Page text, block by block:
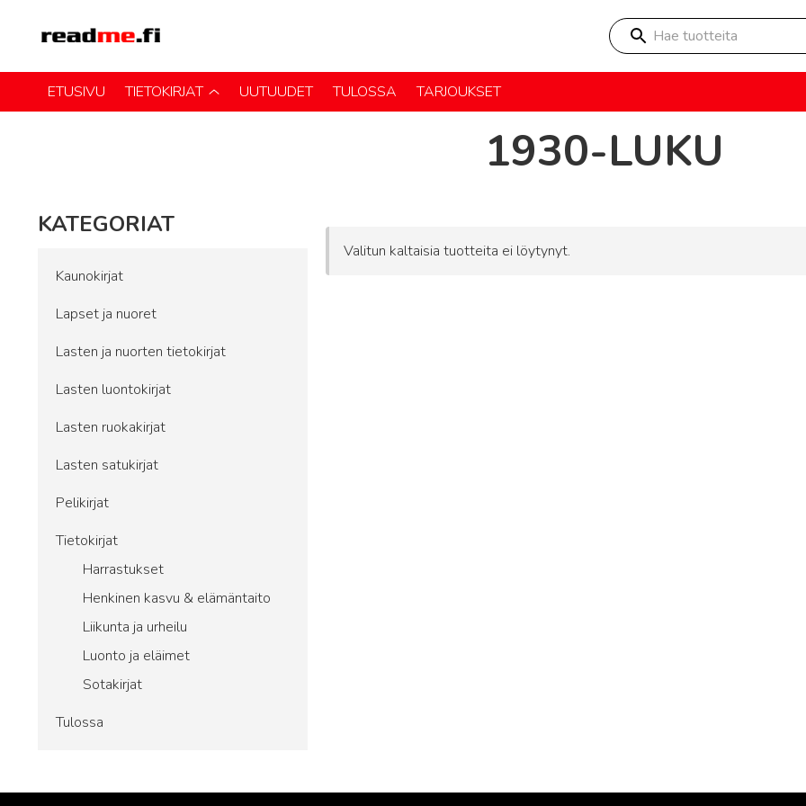
Hae tuotteita
ETUSIVU TIETOKIRJAT UUTUUDET TULOSSA TARJOUKSET
1930-LUKU
KATEGORIAT
Kaunokirjat
Lapset ja nuoret
Lasten ja nuorten tietokirjat
Lasten luontokirjat
Lasten ruokakirjat
Lasten satukirjat
Pelikirjat
Tietokirjat
Harrastukset
Henkinen kasvu & elämäntaito
Liikunta ja urheilu
Luonto ja eläimet
Sotakirjat
Tulossa
Valitun kaltaisia tuotteita ei löytynyt.